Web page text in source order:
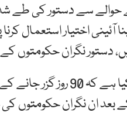
حوالے سے دستور کی طے
اختیار استعمال کرنا
دستور نگران حکومتوں
سابق وفاقی وزیر نے